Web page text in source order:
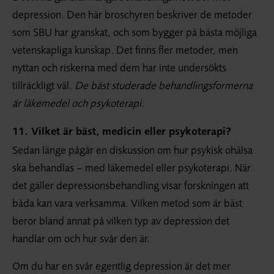
depression. Den här broschyren beskriver de metoder
som SBU har granskat, och som bygger på bästa möjliga
vetenskapliga kunskap. Det finns fler metoder, men
nyttan och riskerna med dem har inte undersökts
tillräckligt väl. De bäst studerade behandlingsformerna
är läkemedel och psykoterapi.
11. Vilket är bäst, medicin eller psykoterapi?
Sedan länge pågår en diskussion om hur psykisk ohälsa
ska behandlas – med läkemedel eller psykoterapi. När
det gäller depressionsbehandling visar forskningen att
båda kan vara verksamma. Vilken metod som är bäst
beror bland annat på vilken typ av depression det
handlar om och hur svår den är.
Om du har en svår egentlig depression är det mer